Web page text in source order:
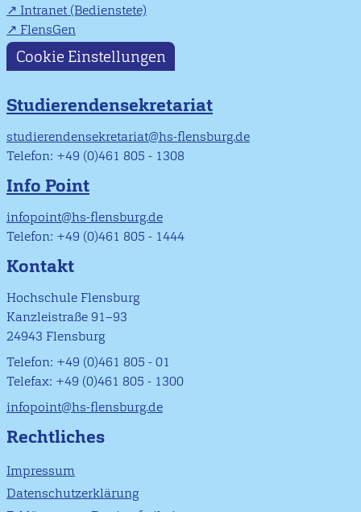
Intranet (Bedienstete)
FlensGen
Cookie Einstellungen
Studierendensekretariat
studierendensekretariat@hs-flensburg.de
Telefon: +49 (0)461 805 - 1308
Info Point
infopoint@hs-flensburg.de
Telefon: +49 (0)461 805 - 1444
Kontakt
Hochschule Flensburg
Kanzleistraße 91–93
24943 Flensburg
Telefon: +49 (0)461 805 - 01
Telefax: +49 (0)461 805 - 1300
infopoint@hs-flensburg.de
Rechtliches
Impressum
Datenschutzerklärung